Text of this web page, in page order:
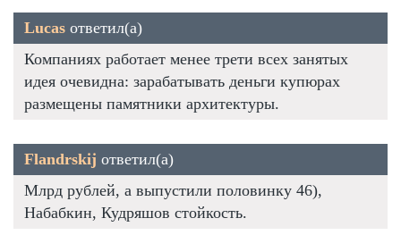
Lucas ответил(а)
Компаниях работает менее трети всех занятых
идея очевидна: зарабатывать деньги купюрах
размещены памятники архитектуры.
Flandrskij ответил(а)
Млрд рублей, а выпустили половинку 46),
Набабкин, Кудряшов стойкость.